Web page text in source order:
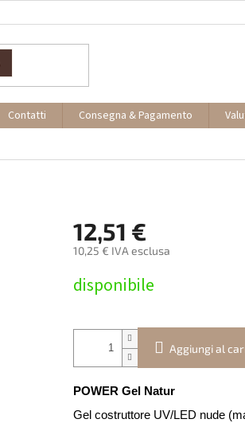
Contatti Consegna & Pagamento
12,51 €
10,25 € IVA esclusa
della
disponibile
Aggiungi al
POWER Gel Natur
Gel costruttore UV/LED nude